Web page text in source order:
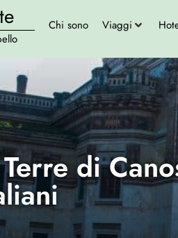
Chi sono Viaggi
di